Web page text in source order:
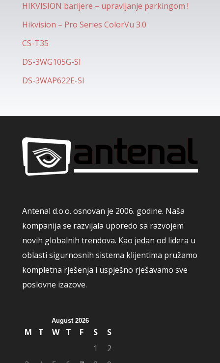
HIKVISION barijere – upravljanje parkingom !
Hikvision – Pro Series ColorVu 3.0
CS-T35
DS-3WG105G-SI
DS-3WAP622E-SI
Antenal d.o.o. osnovan je 2006. godine. Naša
kompanija se razvijala uporedo sa razvojem
novih globalnih trendova. Kao jedan od lidera u
oblasti sigurnosnih sistema klijentima pružamo
kompletna rješenja i uspješno rješavamo sve
poslovne izazove.
August 2026
M T W T F S
S
1
2